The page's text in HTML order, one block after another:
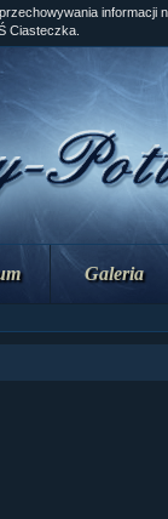
Galeria
informacji
Ciasteczka.